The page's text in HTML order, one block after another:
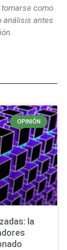
como
análisis antes
OPINIÓN
la